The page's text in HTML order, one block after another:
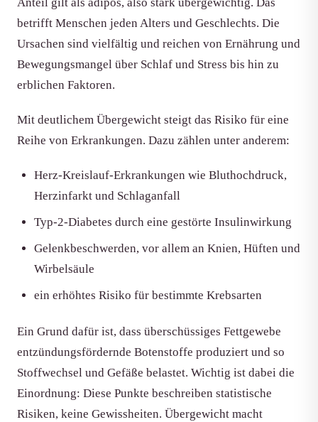
betrifft Menschen jeden Alters und Geschlechts. Die
Ursachen sind vielfältig und reichen von Ernährung und
Bewegungsmangel über Schlaf und Stress bis hin zu
erblichen Faktoren.
Mit deutlichem Übergewicht steigt das Risiko für eine
Reihe von Erkrankungen. Dazu zählen unter anderem:
Herz-Kreislauf-Erkrankungen wie Bluthochdruck,
Herzinfarkt und Schlaganfall
Typ-2-Diabetes durch eine gestörte Insulinwirkung
Gelenkbeschwerden, vor allem an Knien, Hüften und
Wirbelsäule
ein erhöhtes Risiko für bestimmte Krebsarten
Ein Grund dafür ist, dass überschüssiges Fettgewebe
entzündungsfördernde Botenstoffe produziert und so
Stoffwechsel und Gefäße belastet. Wichtig ist dabei die
Einordnung: Diese Punkte beschreiben statistische
Risiken, keine Gewissheiten. Übergewicht macht